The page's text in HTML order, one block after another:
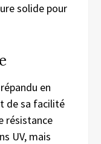
solide pour
en
de sa facilité
résistance
UV, mais